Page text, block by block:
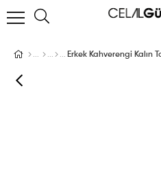
ÜYE GIRIŞI ÜYE OL
Erkek Kahverengi Kalın